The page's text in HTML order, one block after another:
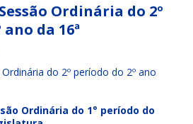
Ordinária do 2º
da 16ª
do 2º período do 2º ano
Ordinária do 1° período do